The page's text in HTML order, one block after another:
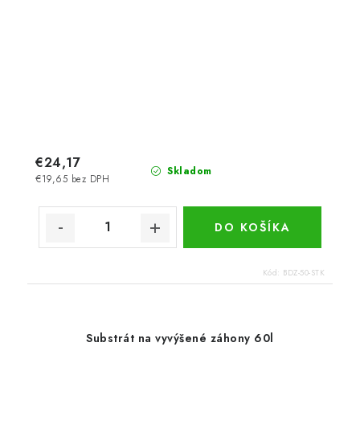
Skladom
€19,65 bez DPH
€24,17
DO KOŠÍKA
Kód: BDZ-50-STK
Substrát na vyvýšené záhony 60l